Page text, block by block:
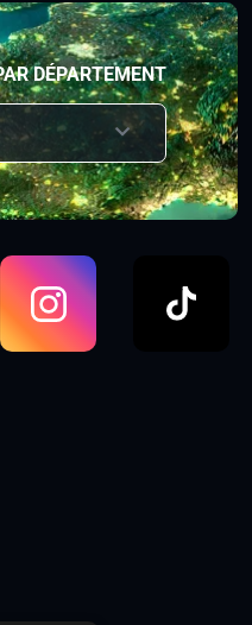
DÉPARTEMENT